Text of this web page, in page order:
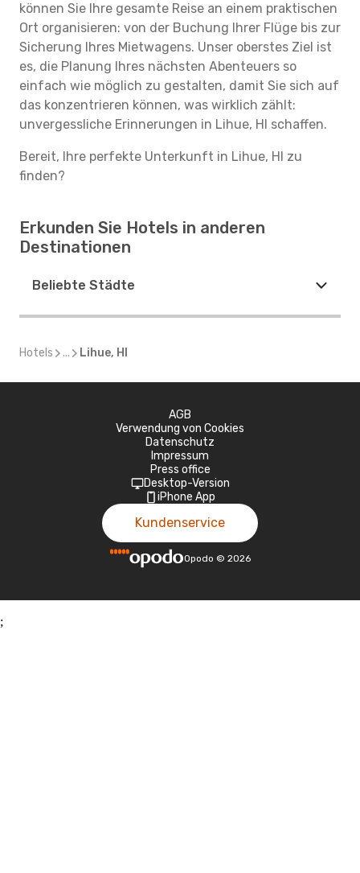
können Sie Ihre gesamte Reise an einem praktischen
Ort organisieren: von der Buchung Ihrer Flüge bis zur
Sicherung Ihres Mietwagens. Unser oberstes Ziel ist
es, die Planung Ihres nächsten Abenteuers so
einfach wie möglich zu gestalten, damit Sie sich auf
das konzentrieren können, was wirklich zählt:
unvergessliche Erinnerungen in Lihue, HI schaffen.
Bereit, Ihre perfekte Unterkunft in Lihue, HI zu
finden?
Erkunden Sie Hotels in anderen
Destinationen
Beliebte Städte
Hotels ... Lihue, HI
AGB
Verwendung von Cookies
Datenschutz
Impressum
Press office
Desktop-Version
iPhone App
Kundenservice
Opodo © 2026
;